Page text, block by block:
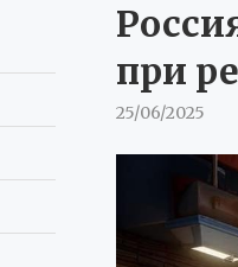
при
25/06/2025